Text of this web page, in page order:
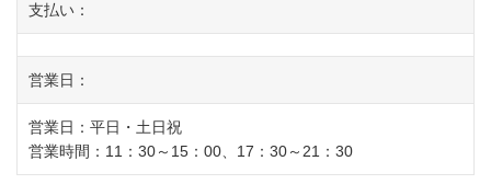
支払い：
営業日：
営業日：平日・土日祝
営業時間：11：30～15：00、17：30～21：30